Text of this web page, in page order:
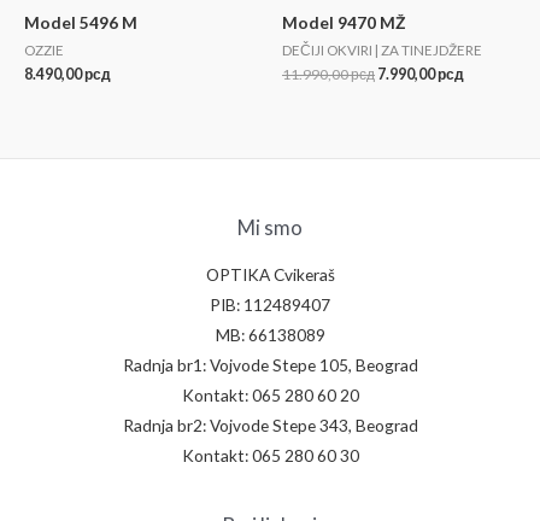
Model 5496 M
OZZIE
8.490,00рсд
Model 9470 MŽ
DEČIJI OKVIRI | ZA TINEJDŽERE
11.990,00рсд 7.990,00рсд
Mi smo
OPTIKA Cvikeraš
PIB: 112489407
MB: 66138089
Radnja br1: Vojvode Stepe 105, Beograd
Kontakt: 065 280 60 20
Radnja br2: Vojvode Stepe 343, Beograd
Kontakt: 065 280 60 30